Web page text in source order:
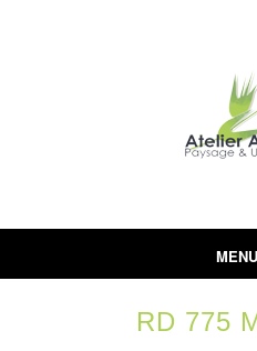
MENU
RD 775